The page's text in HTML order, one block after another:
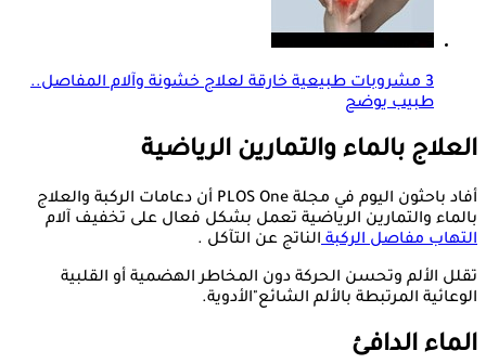
3 مشروبات طبيعية خارقة لعلاج خشونة وآلام المفاصل..
طبيب يوضح
العلاج بالماء والتمارين الرياضية
أفاد باحثون اليوم في مجلة PLOS One أن دعامات الركبة والعلاج
بالماء والتمارين الرياضية تعمل بشكل فعال على تخفيف آلام
التهاب مفاصل الركبةالناتج عن التآكل .
تقلل الألم وتحسن الحركة دون المخاطر الهضمية أو القلبية
الوعائية المرتبطة بالألم الشائع"الأدوية.
الماء الدافئ